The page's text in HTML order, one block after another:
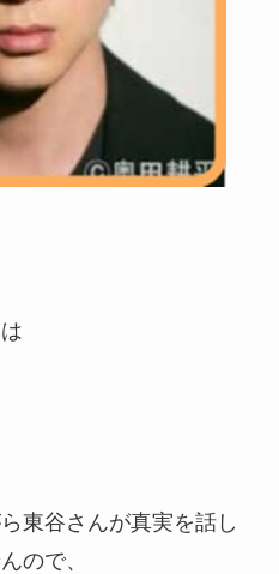
東谷さんが真実を話し
ので、